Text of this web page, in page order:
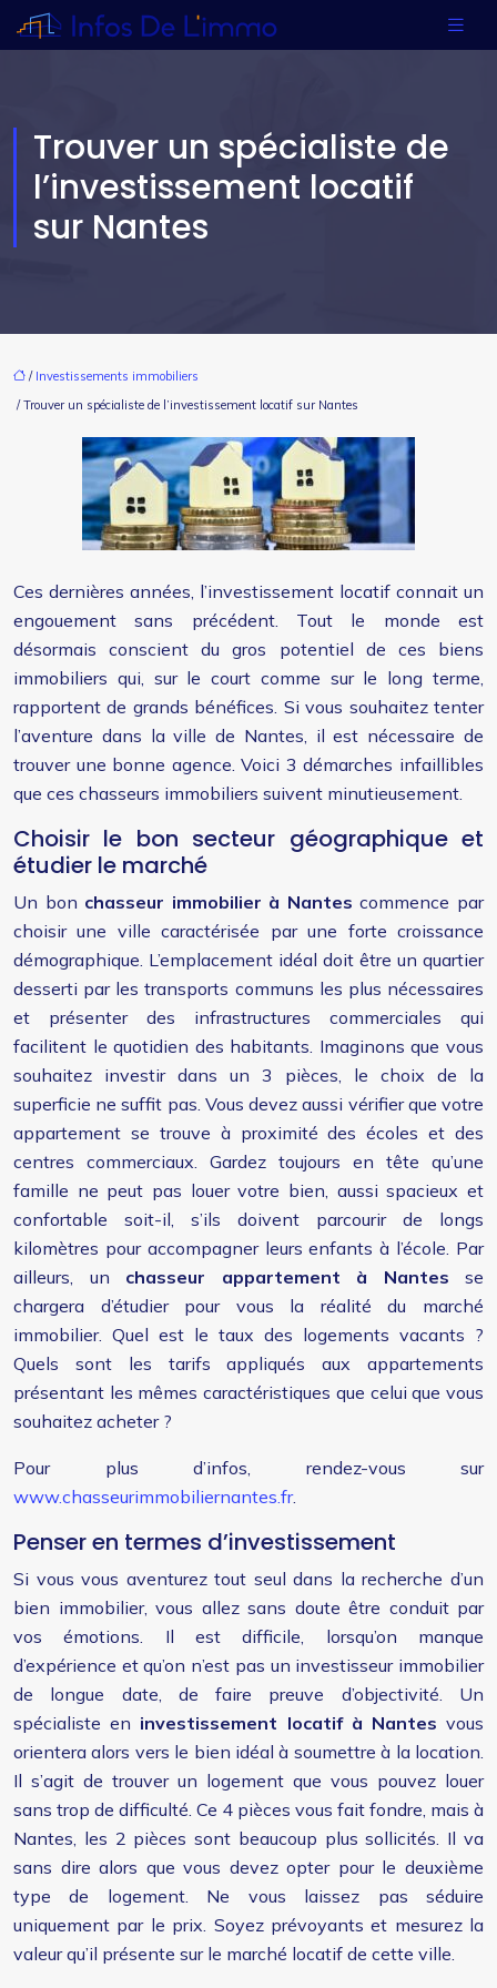
Trouver un spécialiste de
l’investissement locatif
sur Nantes
/ Investissements immobiliers
/ Trouver un spécialiste de l’investissement locatif sur Nantes
Ces dernières années, l’investissement locatif connait un
engouement sans précédent. Tout le monde est
désormais conscient du gros potentiel de ces biens
immobiliers qui, sur le court comme sur le long terme,
rapportent de grands bénéfices. Si vous souhaitez tenter
l’aventure dans la ville de Nantes, il est nécessaire de
trouver une bonne agence. Voici 3 démarches infaillibles
que ces chasseurs immobiliers suivent minutieusement.
Choisir le bon secteur géographique et
étudier le marché
Un bon chasseur immobilier à Nantes commence par
choisir une ville caractérisée par une forte croissance
démographique. L’emplacement idéal doit être un quartier
desserti par les transports communs les plus nécessaires
et présenter des infrastructures commerciales qui
facilitent le quotidien des habitants. Imaginons que vous
souhaitez investir dans un 3 pièces, le choix de la
superficie ne suffit pas. Vous devez aussi vérifier que votre
appartement se trouve à proximité des écoles et des
centres commerciaux. Gardez toujours en tête qu’une
famille ne peut pas louer votre bien, aussi spacieux et
confortable soit-il, s’ils doivent parcourir de longs
kilomètres pour accompagner leurs enfants à l’école. Par
ailleurs, un chasseur appartement à Nantes se
chargera d’étudier pour vous la réalité du marché
immobilier. Quel est le taux des logements vacants ?
Quels sont les tarifs appliqués aux appartements
présentant les mêmes caractéristiques que celui que vous
souhaitez acheter ?
Pour plus d’infos, rendez-vous sur
www.chasseurimmobiliernantes.fr.
Penser en termes d’investissement
Si vous vous aventurez tout seul dans la recherche d’un
bien immobilier, vous allez sans doute être conduit par
vos émotions. Il est difficile, lorsqu’on manque
d’expérience et qu’on n’est pas un investisseur immobilier
de longue date, de faire preuve d’objectivité. Un
spécialiste en investissement locatif à Nantesvous
orientera alors vers le bien idéal à soumettre à la location.
Il s’agit de trouver un logement que vous pouvez louer
sans trop de difficulté. Ce 4 pièces vous fait fondre, mais à
Nantes, les 2 pièces sont beaucoup plus sollicités. Il va
sans dire alors que vous devez opter pour le deuxième
type de logement. Ne vous laissez pas séduire
uniquement par le prix. Soyez prévoyants et mesurez la
valeur qu’il présente sur le marché locatif de cette ville.